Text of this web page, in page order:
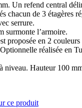
Un refend central
chacun de 3 étagères
serrure.
surmonte l’armoire.
proposée en 2
réalisée en
niveau. Hauteur 100
ce produit